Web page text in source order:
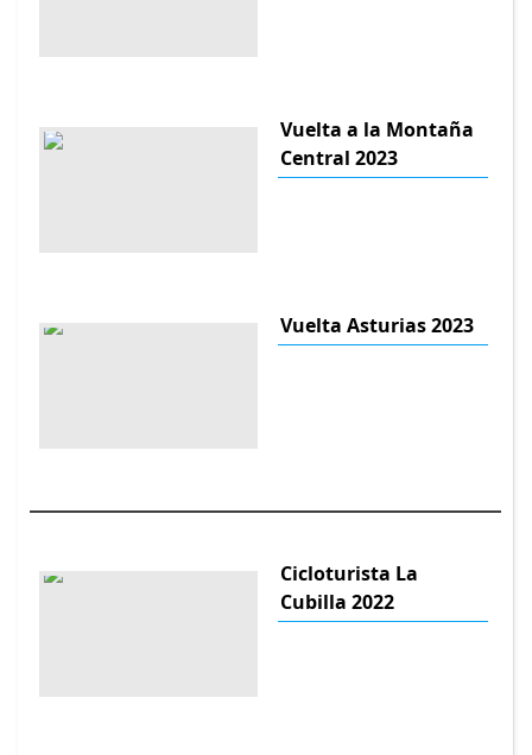
Vuelta a la Montaña
Central 2023
Vuelta Asturias 2023
Cicloturista La
Cubilla 2022